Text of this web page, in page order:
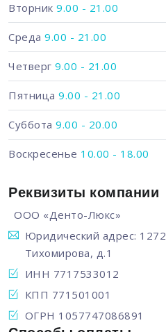
Вторник 9.00 - 21.00
Среда 9.00 - 21.00
Четверг 9.00 - 21.00
Пятница 9.00 - 21.00
Суббота 9.00 - 20.00
Воскресенье 10.00 - 18.00
Реквизиты компании
ООО «Денто-Люкс»
Юридический адрес:
Тихомирова, д.1
ИНН 7717533012
КПП 771501001
ОГРН 1057747086891